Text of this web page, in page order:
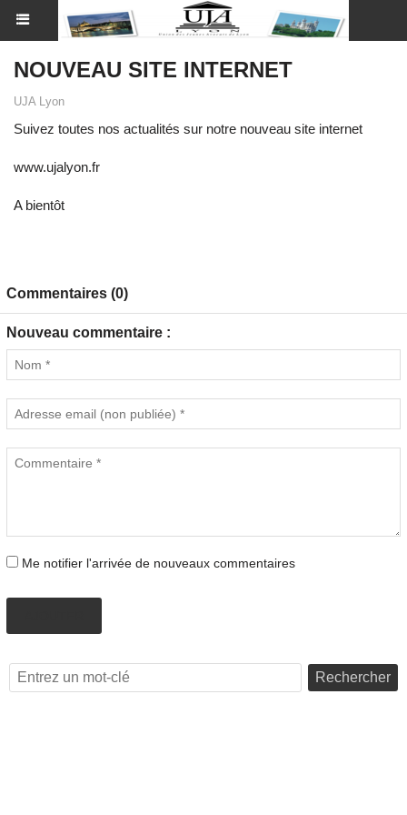
NOUVEAU SITE INTERNET
UJA Lyon
Suivez toutes nos actualités sur notre nouveau site internet
www.ujalyon.fr
A bientôt
Commentaires (0)
Nouveau commentaire :
Me notifier l'arrivée de nouveaux commentaires
Rechercher